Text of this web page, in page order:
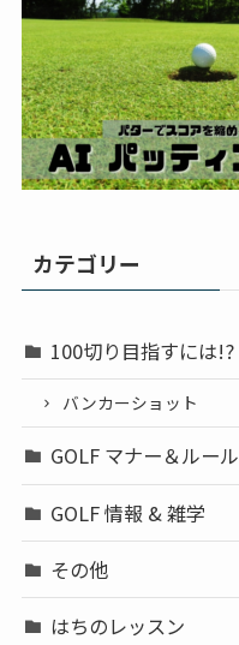
カテゴリー
100切り目指すには!?
バンカーショット
GOLF マナー＆ルール
GOLF 情報 & 雑学
その他
はちのレッスン